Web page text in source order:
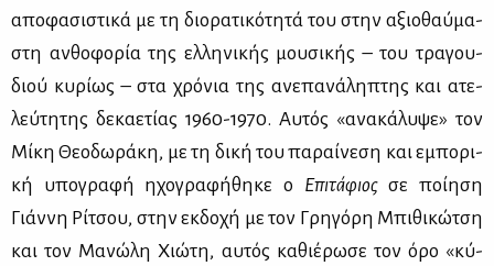
απο­φα­σι­στι­κά με τη διο­ρα­τι­κό­τη­τά του στην αξιο­θαύ­μα­
στη αν­θο­φο­ρία της ελ­λη­νι­κής μου­σι­κής – του τρα­γου­
διού κυ­ρί­ως – στα χρό­νια της ανε­πα­νά­λη­πτης και ατε­
λεύ­τη­της δε­κα­ε­τί­ας 1960-1970. Αυ­τός «ανα­κά­λυ­ψε» τον
Μί­κη Θε­ο­δω­ρά­κη, με τη δι­κή του πα­ραί­νε­ση και εμπο­ρι­
κή υπο­γρα­φή ηχο­γρα­φή­θη­κε ο Επι­τά­φιοςσε ποί­η­ση
Γιάν­νη Ρί­τσου, στην εκ­δο­χή με τον Γρη­γό­ρη Μπι­θι­κώ­τση
και τον Μα­νώ­λη Χιώ­τη, αυ­τός κα­θιέ­ρω­σε τον όρο «κύ­